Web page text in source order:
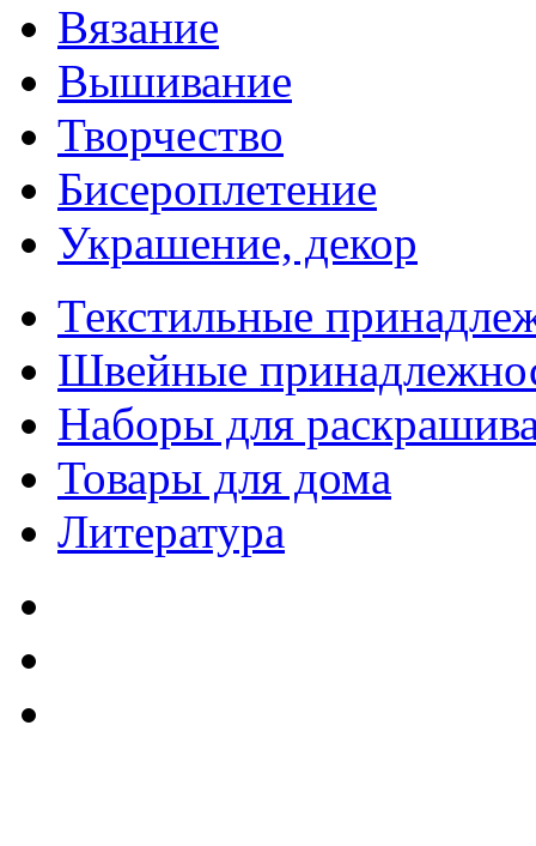
Вязание
Вышивание
Творчество
Бисероплетение
Украшение, декор
Текстильные
Швейные
Наборы для
Товары для дома
Литература